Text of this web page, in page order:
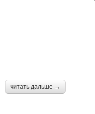
читать дальше →